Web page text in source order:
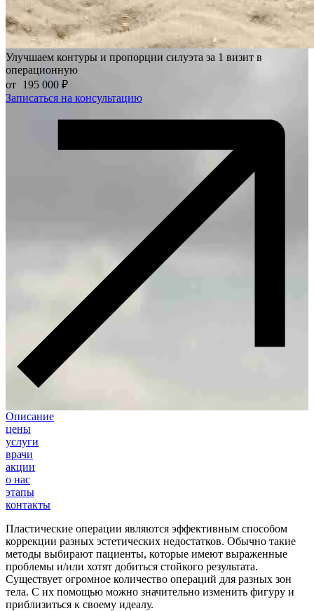
Улучшаем контуры и пропорции силуэта за 1 визит в
операционную
от 195 000 ₽
Записаться на консультацию
Описание
цены
услуги
врачи
акции
о нас
этапы
контакты
Пластические операции являются эффективным способом
коррекции разных эстетических недостатков. Обычно такие
методы выбирают пациенты, которые имеют выраженные
проблемы и/или хотят добиться стойкого результата.
Существует огромное количество операций для разных зон
тела. С их помощью можно значительно изменить фигуру и
приблизиться к своему идеалу.